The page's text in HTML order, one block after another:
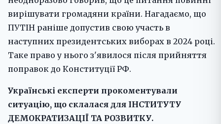
вирішувати громадяни країни. Нагадаємо, що
ПУТІН раніше допустив свою участь в
наступних президентських виборах в 2024 році.
Таке право у нього з'явилося після прийняття
поправок до Конституції РФ.
Українські експерти прокоментували
ситуацію, що склалася для ІНСТИТУТУ
ДЕМОКРАТИЗАЦІЇ ТА РОЗВИТКУ.